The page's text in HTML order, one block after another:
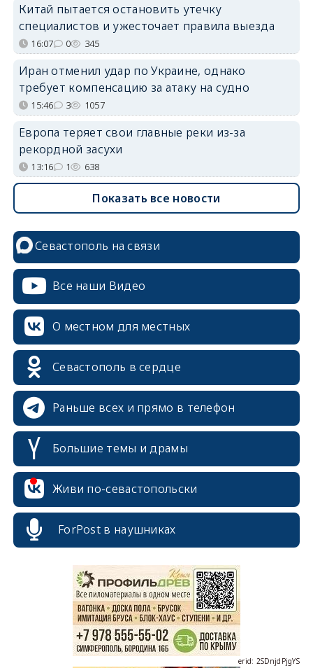
Китай пытается остановить утечку
специалистов и ужесточает правила выезда
16:07 0 345
Иран отменил удар по Украине, однако
требует компенсацию за атаку на судно
15:46 3 1057
Европа теряет свои главные реки из-за
рекордной засухи
13:16 1 638
Показать все новости
Севастополь на связи
Все наши Видео
О местном для местных
Севастополь в сердце
Раньше всех и прямо в телефон
Большие темы и драмы
Живи по-севастопольски
ForPost в наушниках
erid: 2SDnjdPjgYS